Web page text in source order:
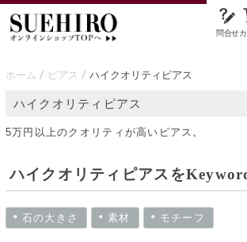
問合せ
ホーム ピアス ハイクオリティピアス
ハイクオリティピアス
5万円以上のクオリティが高いピアス。
ハイクオリティピアスを
石の大きさ 素材 モチーフ